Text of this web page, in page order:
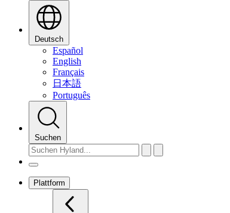
Deutsch
Español
English
Français
日本語
Português
Suchen
Plattform